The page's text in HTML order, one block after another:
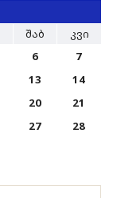
ᲨᲐᲑ
ᲙᲕᲘ
6
7
13
14
20
21
27
28